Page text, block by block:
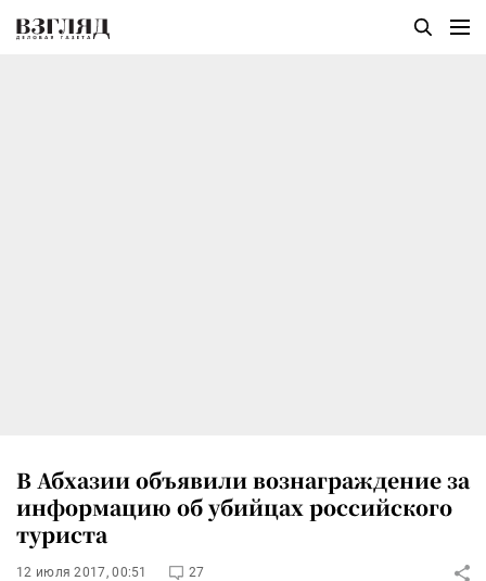
В Абхазии объявили вознаграждение за
информацию об убийцах российского
туриста
12 июля 2017, 00:51 27